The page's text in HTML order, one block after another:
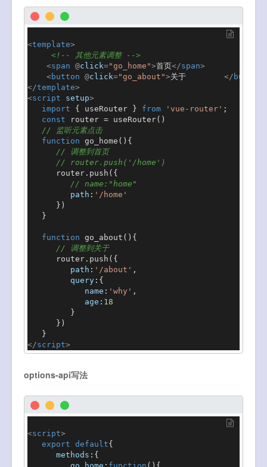
<template>
<!-- 其他元素调整 -->
<span @click="go_home">首页</span>
<button @click="go_about">关于 </ button
</template>
<script setup>
import { useRouter } from 'vue-router' ;
const router = useRouter()
// 监听元素点击
function go_home ( ){
// 调整到首页
// router.push('/home')
      router.
push ({
// name:"home"
path : '/home'
      })
   }
function go_about ( ){
// 调整到关于
      router.
push ({
path : '/about' ,
query :{
name : 'why' ,
age : 18
         }
      })
</script>
options-api写法
<script>
export default{
methods :{